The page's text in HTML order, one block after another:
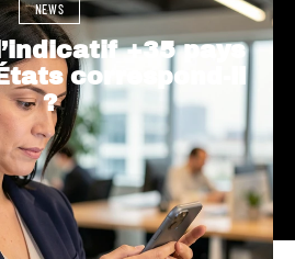
NEWS
l’indicatif +35 pays
correspond-il
?